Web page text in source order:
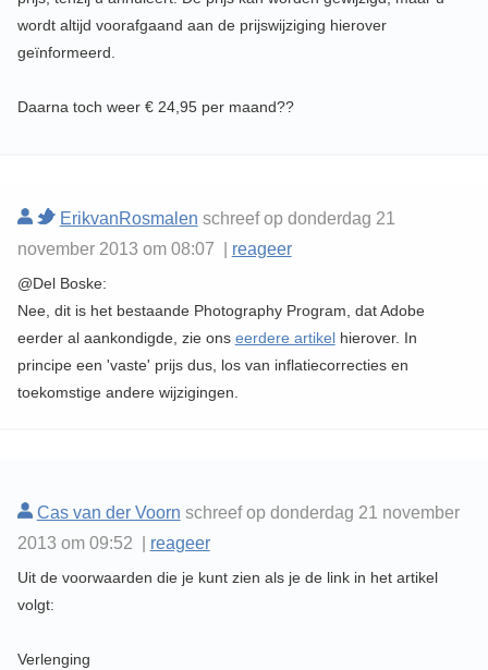
wordt altijd voorafgaand aan de prijswijziging hierover
geïnformeerd.
Daarna toch weer € 24,95 per maand??
ErikvanRosmalen schreef op donderdag 21
november 2013 om 08:07 | reageer
@Del Boske:
Nee, dit is het bestaande Photography Program, dat Adobe
eerder al aankondigde, zie ons eerdere artikelhierover. In
principe een 'vaste' prijs dus, los van inflatiecorrecties en
toekomstige andere wijzigingen.
Cas van der Voorn schreef op donderdag 21 november
2013 om 09:52 | reageer
Uit de voorwaarden die je kunt zien als je de link in het artikel
volgt:
Verlenging